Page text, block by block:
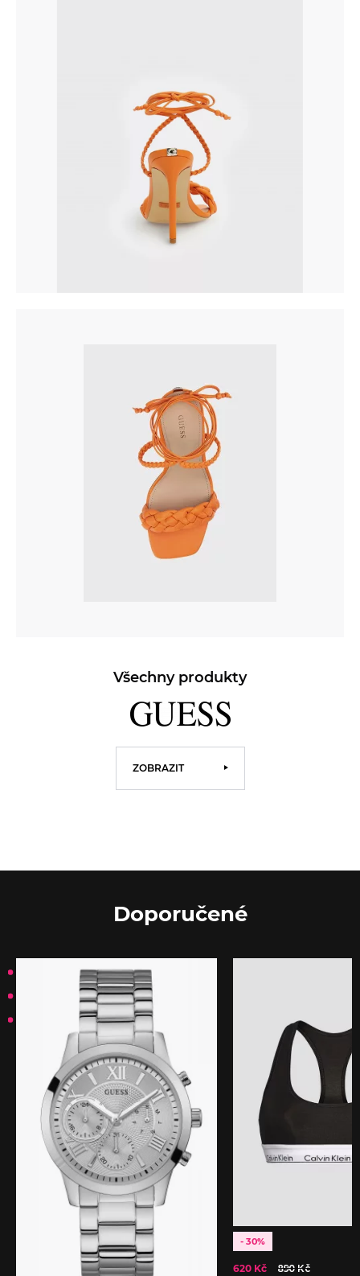
Všechny produkty
ZOBRAZIT
Doporučené
- 30%
620 Kč 890 Kč